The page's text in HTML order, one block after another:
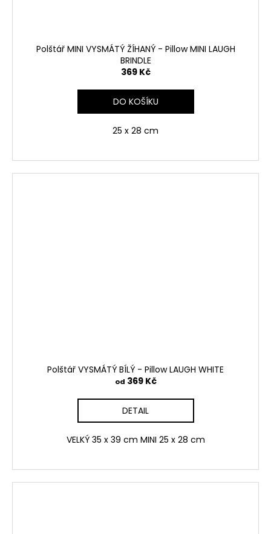
Polštář MINI VYSMÁTÝ ŽÍHANÝ - Pillow MINI LAUGH
BRINDLE
369 Kč
DO KOŠÍKU
25 x 28 cm
Polštář VYSMÁTÝ BÍLÝ - Pillow LAUGH WHITE
od 369 Kč
DETAIL
VELKÝ 35 x 39 cm MINI 25 x 28 cm